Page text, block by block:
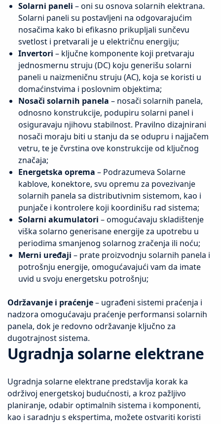
Solarni paneli – oni su osnova solarnih elektrana.
Solarni paneli su postavljeni na odgovarajućim
nosačima kako bi efikasno prikupljali sunčevu
svetlost i pretvarali je u električnu energiju;
Invertori – ključne komponente koji pretvaraju
jednosmernu struju (DC) koju generišu solarni
paneli u naizmeničnu struju (AC), koja se koristi u
domaćinstvima i poslovnim objektima;
Nosači solarnih panela – nosači solarnih panela,
odnosno konstrukcije, podupiru solarni panel i
osiguravaju njihovu stabilnost. Pravilno dizajnirani
nosači moraju biti u stanju da se odupru i najjačem
vetru, te je čvrstina ove konstrukcije od ključnog
značaja;
Energetska oprema – Podrazumeva Solarne
kablove, konektore, svu opremu za povezivanje
solarnih panela sa distributivnim sistemom, kao i
punjače i kontrolere koji koordinišu rad sistema;
Solarni akumulatori – omogućavaju skladištenje
viška solarno generisane energije za upotrebu u
periodima smanjenog solarnog zračenja ili noću;
Merni uređaji – prate proizvodnju solarnih panela i
potrošnju energije, omogućavajući vam da imate
uvid u svoju energetsku potrošnju;
Održavanje i praćenje– ugrađeni sistemi praćenja i
nadzora omogućavaju praćenje performansi solarnih
panela, dok je redovno održavanje ključno za
dugotrajnost sistema.
Ugradnja solarne elektrane
Ugradnja solarne elektrane predstavlja korak ka
održivoj energetskoj budućnosti, a kroz pažljivo
planiranje, odabir optimalnih sistema i komponenti,
kao i saradnju s ekspertima, možete ostvariti koristi